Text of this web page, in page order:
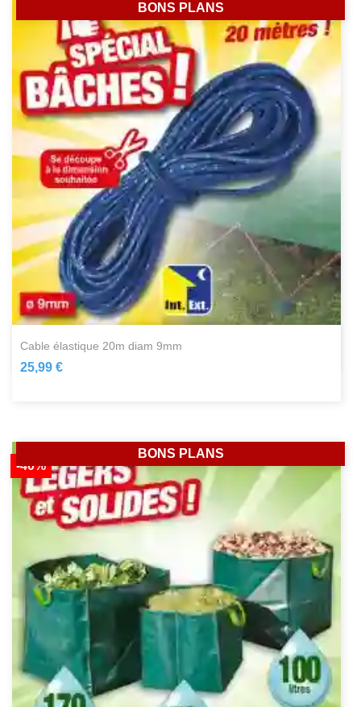
cable élastique 20m diam 9mm
25,99 €
BONS PLANS
-40%
BONS PLANS